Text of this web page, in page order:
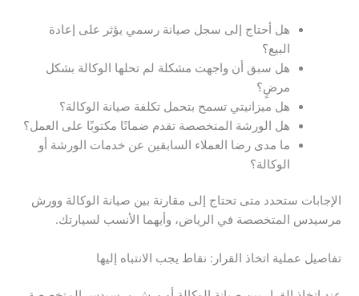
هل أحتاج إلى سجل صيانة رسمي يؤثر على إعادة
البيع؟
هل سبق أن واجهت مشكلة لم تحلها الوكالة بشكل
مرضٍ؟
هل ميزانيتي تسمح بتحمل تكلفة صيانة الوكالة؟
هل الورشة المتخصصة تقدم ضمانًا مكتوبًا على العمل؟
ما مدى رضا العملاء السابقين عن خدمات الورشة أو
الوكالة؟
الإجابات ستحدد متى تحتاج إلى مقارنة بين صيانة الوكالة وورش
مرسيدس المتخصصة في الرياض، وأيهما الأنسب لسيارتك.
تفاصيل عملية اتخاذ القرار: نقاط يجب الانتباه إليها